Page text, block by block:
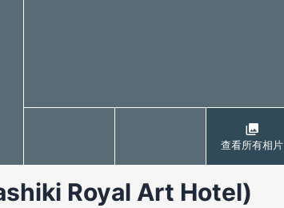
查看所有相片
Royal Art Hotel)